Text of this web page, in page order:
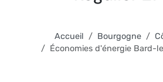
Accueil Bourgogne
Économies d'énergie Bard-